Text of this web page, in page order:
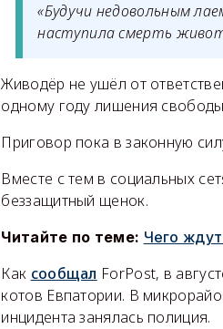
«Будучи недовольным
наступила смерть
Живодёр не ушёл от
одному году лишения
Приговор пока в законную
Вместе с тем в социальных
беззащитный щенок.
Читайте по теме: Чего
Как сообщал ForPost, в
котов Евпатории. В
инцидента занялась полиция.